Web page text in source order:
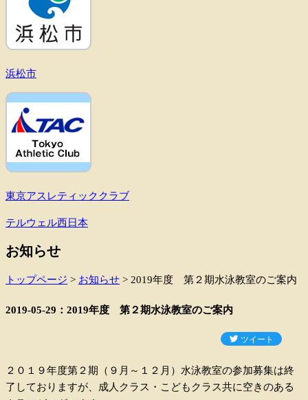
浜松市
東京アスレティッククラブ
テルウェル西日本
お知らせ
トップページ > お知らせ > 2019年度 第２期水泳教室のご案内
2019-05-29：2019年度 第２期水泳教室のご案内
２０１９年度第２期（９月～１２月）水泳教室の参加募集は終
了しておりますが、成人クラス・こどもクラス共に空きのある